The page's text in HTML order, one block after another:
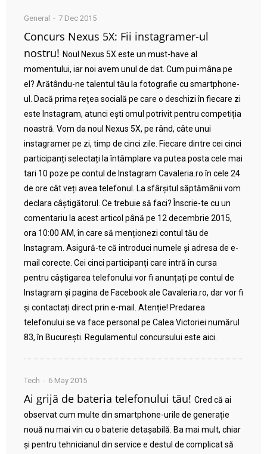
General 7 Dec 2015
Concurs Nexus 5X: Fii instagramer-ul
nostru! Noul Nexus 5X este un must-have al
momentului, iar noi avem unul de dat. Cum pui mâna pe
el? Arătându-ne talentul tău la fotografie cu smartphone-
ul. Dacă prima rețea socială pe care o deschizi în fiecare zi
este Instagram, atunci ești omul potrivit pentru competiția
noastră. Vom da noul Nexus 5X, pe rând, câte unui
instagramer pe zi, timp de cinci zile. Fiecare dintre cei cinci
participanți selectați la întâmplare va putea posta cele mai
tari 10 poze pe contul de Instagram Cavaleria.ro în cele 24
de ore cât veți avea telefonul. La sfârșitul săptămânii vom
declara câștigătorul. Ce trebuie să faci? Înscrie-te cu un
comentariu la acest articol până pe 12 decembrie 2015,
ora 10:00 AM, în care să menționezi contul tău de
Instagram. Asigură-te că introduci numele și adresa de e-
mail corecte. Cei cinci participanți care intră în cursa
pentru câștigarea telefonului vor fi anunțați pe contul de
Instagram și pagina de Facebook ale Cavaleria.ro, dar vor fi
și contactați direct prin e-mail. Atenție! Predarea
telefonului se va face personal pe Calea Victoriei numărul
83, în București. Regulamentul concursului este aici.
Tech 6 May 2015
Ai grijă de bateria telefonului tău! Cred că ai
observat cum multe din smartphone-urile de generație
nouă nu mai vin cu o baterie detașabilă. Ba mai mult, chiar
și pentru tehnicianul din service e destul de complicat să